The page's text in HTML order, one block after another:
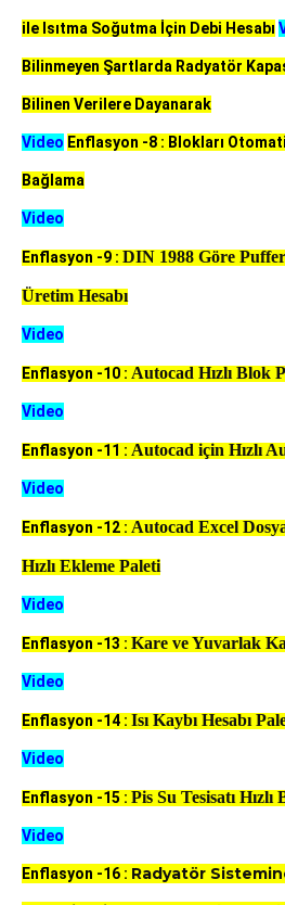
ile Isıtma Soğutma İçin Debi Hesabı
Bilinmeyen Şartlarda Radyatör
Bilinen Verilere Dayanarak
Video Enflasyon -8 : Blokları
Bağlama
Video
Enflasyon -9 : DIN 1988 Göre
Üretim Hesabı
Video
Enflasyon -10 : Autocad Hızlı Blok
Video
Enflasyon -11 : Autocad için Hızlı
Video
Enflasyon -12 : Autocad Excel
Hızlı Ekleme Paleti
Video
Enflasyon -13 : Kare ve Yuvarlak
Video
Enflasyon -14 : Isı Kaybı Hesabı
Video
Enflasyon -15 : Pis Su Tesisatı
Video
Enflasyon -16 : Radyatör